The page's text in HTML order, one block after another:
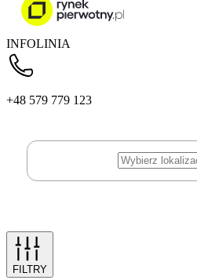
INFOLINIA
+48 579 779 123
FILTRY